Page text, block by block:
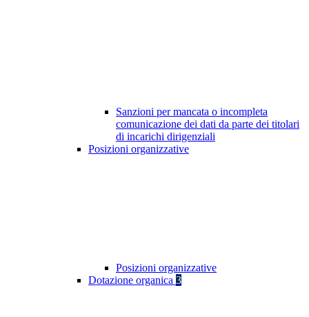
Sanzioni per mancata o incompleta
comunicazione dei dati da parte dei titolari
di incarichi dirigenziali
Posizioni organizzative
Posizioni organizzative
Dotazione organica 3